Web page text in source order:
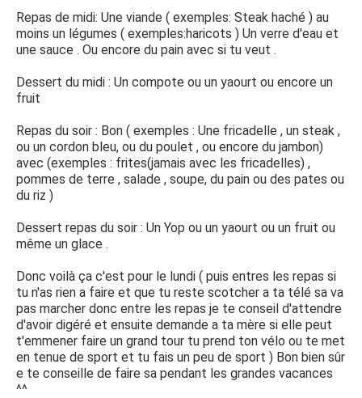
Repas de midi: Une viande ( exemples: Steak haché ) au
moins un légumes ( exemples:haricots ) Un verre d'eau et
une sauce . Ou encore du pain avec si tu veut .
Dessert du midi : Un compote ou un yaourt ou encore un
fruit
Repas du soir : Bon ( exemples : Une fricadelle , un steak ,
ou un cordon bleu, ou du poulet , ou encore du jambon)
avec (exemples : frites(jamais avec les fricadelles) ,
pommes de terre , salade , soupe, du pain ou des pates ou
du riz )
Dessert repas du soir : Un Yop ou un yaourt ou un fruit ou
même un glace .
Donc voilà ça c'est pour le lundi ( puis entres les repas si
tu n'as rien a faire et que tu reste scotcher a ta télé sa va
pas marcher donc entre les repas je te conseil d'attendre
d'avoir digéré et ensuite demande a ta mère si elle peut
t'emmener faire un grand tour tu prend ton vélo ou te met
en tenue de sport et tu fais un peu de sport ) Bon bien sûr
e te conseille de faire sa pendant les grandes vacances
^^